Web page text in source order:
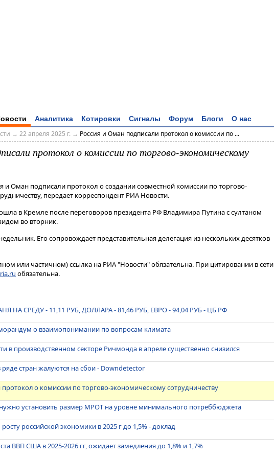
Аналитика Котировки Сигналы Форум Блоги О нас
→ 22 апреля 2025 г. → Россия и Оман подписали протокол о комиссии по ...
протокол о комиссии по торгово-экономическому
Оман подписали протокол о создании совместной комиссии по торгово-
передает корреспондент РИА Новости.
в Кремле после переговоров президента РФ Владимира Путина с султаном
во вторник​​​.
Его сопровождает представительная делегация из нескольких десятков
или частичном) ссылка на РИА "Новости" обязательна. При цитировании в сети
обязательна.
СРЕДУ - 11,11 РУБ, ДОЛЛАРА - 81,46 РУБ, ЕВРО - 94,04 РУБ - ЦБ РФ
о взаимопонимании по вопросам климата
в производственном секторе Ричмонда в апреле существенно снизился
стран жалуются на сбои - Downdetector
о комиссии по торгово-экономическому сотрудничеству
установить размер МРОТ на уровне минимального потреббюджета
российской экономики в 2025 г до 1,5% - доклад
ВВП США в 2025-2026 гг, ожидает замедления до 1,8% и 1,7%